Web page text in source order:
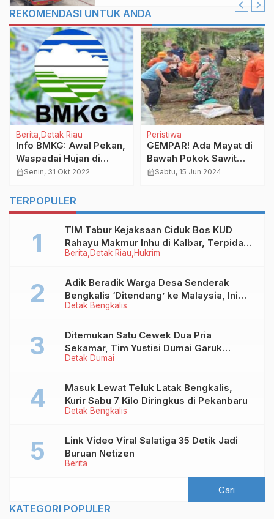
REKOMENDASI UNTUK ANDA
Berita Detak Riau
Info BMKG: Awal Pekan,
Waspadai Hujan di
Sebagian Wilayah Riau
calendar_monthSenin, 31 Okt 2022
Peristiwa
GEMPAR! Ada Mayat di
Bawah Pokok Sawit
Dusun Suka Damai
calendar_monthSabtu, 15 Jun 2024
TERPOPULER
Berita Detak Riau Hukrim
TIM Tabur Kejaksaan Ciduk Bos KUD
Rahayu Makmur Inhu di Kalbar, Terpidana
Kredit Fiktif Rp2,8 M
Detak Bengkalis
Adik Beradik Warga Desa Senderak
Bengkalis ‘Ditendang’ ke Malaysia, Ini
Sebabnya!
Detak Dumai
Ditemukan Satu Cewek Dua Pria
Sekamar, Tim Yustisi Dumai Garuk
Puluhan Pasangan Mesum
Detak Bengkalis
Masuk Lewat Teluk Latak Bengkalis,
Kurir Sabu 7 Kilo Diringkus di Pekanbaru
Berita
Link Video Viral Salatiga 35 Detik Jadi
Buruan Netizen
KATEGORI POPULER